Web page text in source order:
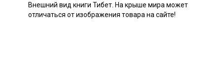
Внешний вид книги Тибет. На крыше мира может
отличаться от изображения товара на сайте!